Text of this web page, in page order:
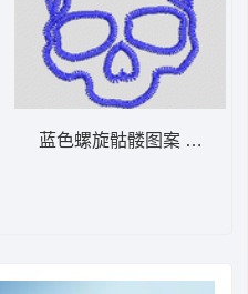
蓝色螺旋骷髅图案 骷髅